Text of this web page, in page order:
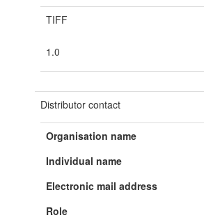
TIFF
1.0
Distributor contact
Organisation name
Individual name
Electronic mail address
Role